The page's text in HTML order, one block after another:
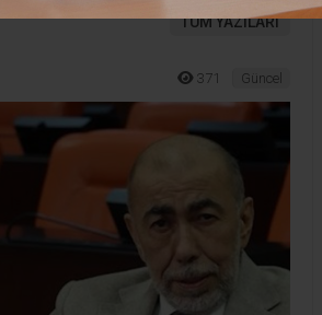
TÜM YAZILARI
371 Güncel